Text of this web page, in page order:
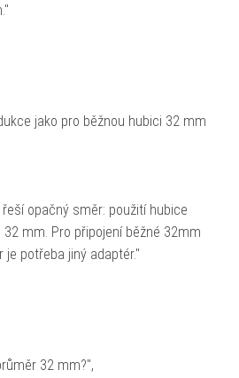
jako pro běžnou hubici 32 mm
opačný směr: použití hubice
mm. Pro připojení běžné 32mm
potřeba jiný adaptér."
32 mm?",